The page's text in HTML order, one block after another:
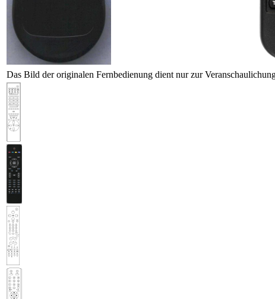
Das Bild der originalen Fernbedienung dient nur zur